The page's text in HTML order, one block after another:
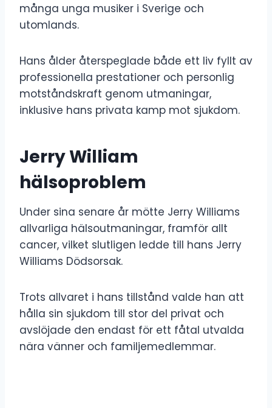
många unga musiker i Sverige och
utomlands.
Hans ålder återspeglade både ett liv fyllt av
professionella prestationer och personlig
motståndskraft genom utmaningar,
inklusive hans privata kamp mot sjukdom.
Jerry William
hälsoproblem
Under sina senare år mötte Jerry Williams
allvarliga hälsoutmaningar, framför allt
cancer, vilket slutligen ledde till hans Jerry
Williams Dödsorsak.
Trots allvaret i hans tillstånd valde han att
hålla sin sjukdom till stor del privat och
avslöjade den endast för ett fåtal utvalda
nära vänner och familjemedlemmar.